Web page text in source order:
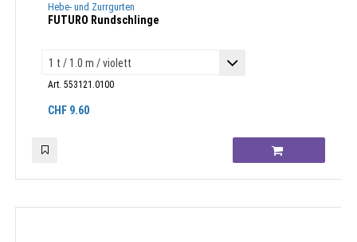
Hebe- und Zurrgurten
FUTURO Rundschlinge
Art. 553121.0100
CHF 9.60